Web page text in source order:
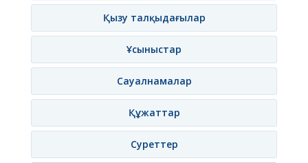
Қызу талқыдағылар
Ұсыныстар
Сауалнамалар
Құжаттар
Суреттер